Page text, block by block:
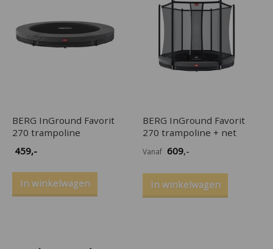
BERG InGround Favorit
270 trampoline
459,-
In winkelwagen
BERG InGround Favorit
270 trampoline + net
Vanaf 609,-
In winkelwagen